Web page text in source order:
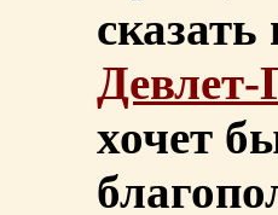
Девлет-
хочет